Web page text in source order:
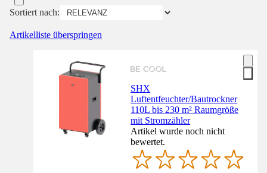
Sortiert nach:
Artikelliste überspringen
SHX
Luftentfeuchter/Bautrockner
110L bis 230 m² Raumgröße
mit Stromzähler
Artikel wurde noch nicht
bewertet.